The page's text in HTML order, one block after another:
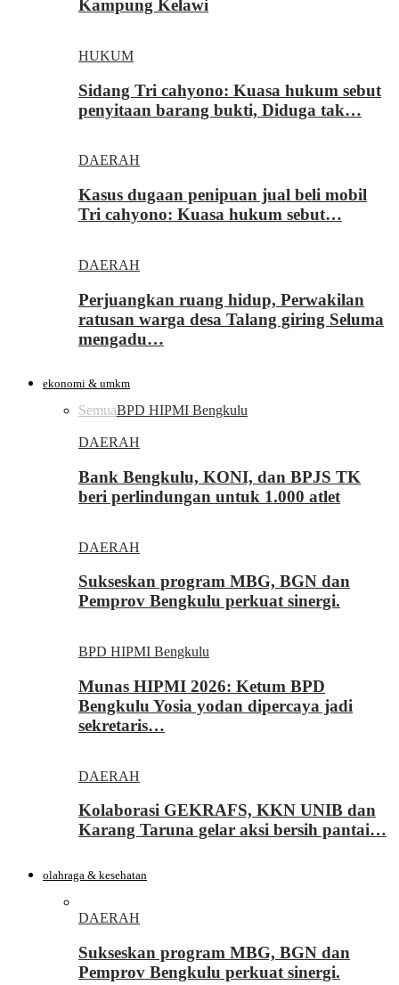
Kampung Kelawi
HUKUM
Sidang Tri cahyono: Kuasa hukum sebut
penyitaan barang bukti, Diduga tak…
DAERAH
Kasus dugaan penipuan jual beli mobil
Tri cahyono: Kuasa hukum sebut…
DAERAH
Perjuangkan ruang hidup, Perwakilan
ratusan warga desa Talang giring Seluma
mengadu…
ekonomi & umkm
SemuaBPD HIPMI Bengkulu
DAERAH
Bank Bengkulu, KONI, dan BPJS TK
beri perlindungan untuk 1.000 atlet
DAERAH
Sukseskan program MBG, BGN dan
Pemprov Bengkulu perkuat sinergi.
BPD HIPMI Bengkulu
Munas HIPMI 2026: Ketum BPD
Bengkulu Yosia yodan dipercaya jadi
sekretaris…
DAERAH
Kolaborasi GEKRAFS, KKN UNIB dan
Karang Taruna gelar aksi bersih pantai…
olahraga & kesehatan
DAERAH
Sukseskan program MBG, BGN dan
Pemprov Bengkulu perkuat sinergi.